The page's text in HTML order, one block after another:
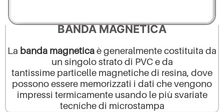
BANDA MAGNETICA
La banda magneticaè generalmente costituita da
un singolo strato di PVCe da
tantissime particelle magnetichedi resina, dove
possono essere memorizzati i dati che vengono
impressi termicamente usando le più svariate
tecniche di microstampa